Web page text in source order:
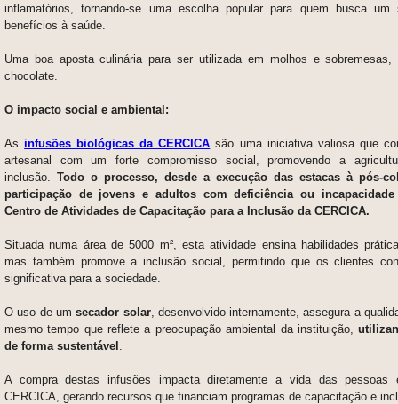
inflamatórios, tornando-se uma escolha popular para quem busca um
benefícios à saúde.
Uma boa aposta culinária para ser utilizada em molhos e sobremesas,
chocolate.
O impacto social e ambiental:
As infusões biológicas da CERCICA são uma iniciativa valiosa que
artesanal com um forte compromisso social, promovendo a
inclusão. Todo o processo, desde a execução das estacas à pós-
participação de jovens e adultos com deficiência ou
Centro de Atividades de Capacitação para a Inclusão da CERCICA.
Situada numa área de 5000 m², esta atividade ensina habilidades
mas também promove a inclusão social, permitindo que os clientes
significativa para a sociedade.
O uso de umsecador solar, desenvolvido internamente, assegura a
mesmo tempo que reflete a preocupação ambiental da instituição,
de forma sustentável
A compra destas infusões impacta diretamente a vida das
CERCICA, gerando recursos que financiam programas de capacitação e